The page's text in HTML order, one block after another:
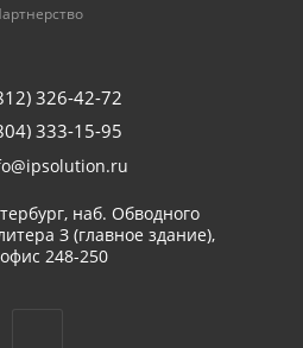
326-42-72
333-15-95
наб. Обводного
З (главное здание),
офис 248-250